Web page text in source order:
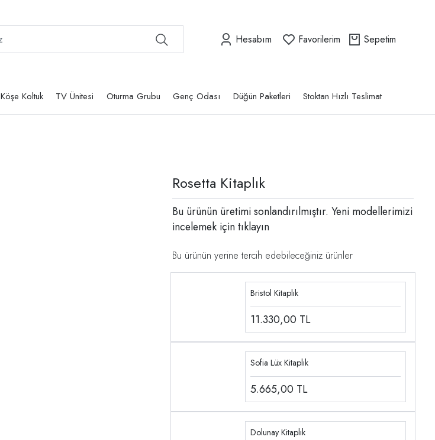
Hesabım Favorilerim Sepetim
Köşe Koltuk TV Ünitesi Oturma Grubu Genç Odası Düğün Paketleri Stoktan Hızlı Teslimat
Rosetta Kitaplık
Bu ürünün üretimi sonlandırılmıştır. Yeni modellerimizi
incelemek içintıklayın
Bu ürünün yerine tercih edebileceğiniz ürünler
Bristol Kitaplık
11.330,00 TL
Sofia Lüx Kitaplık
5.665,00 TL
Dolunay Kitaplık